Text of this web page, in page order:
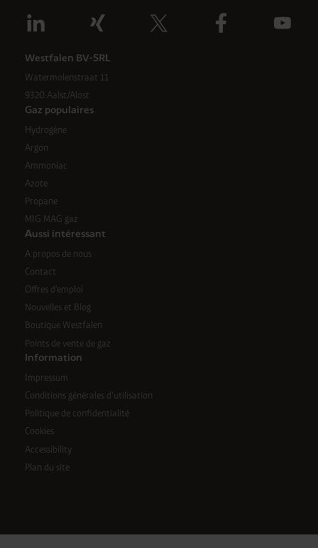
Westfalen BV-SRL
Watermolenstraat 11
9320 Aalst/Alost
Gaz populaires
Hydrogène
Argon
Ammoniac
Azote
Propane
MIG MAG gaz
Aussi intéressant
A propos de nous
Contact
Offres d'emploi
Nouvelles et Blog
Boutique Westfalen
Points de vente de gaz
Information
Impressum
Conditions générales d'utilisation
Politique de confidentialité
Cookies
Accessibility
Plan du site